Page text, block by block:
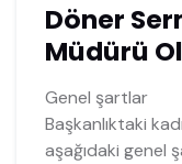
Döner
Müdürü
Genel şartlar
Başkanlıktaki
aşağıdaki genel